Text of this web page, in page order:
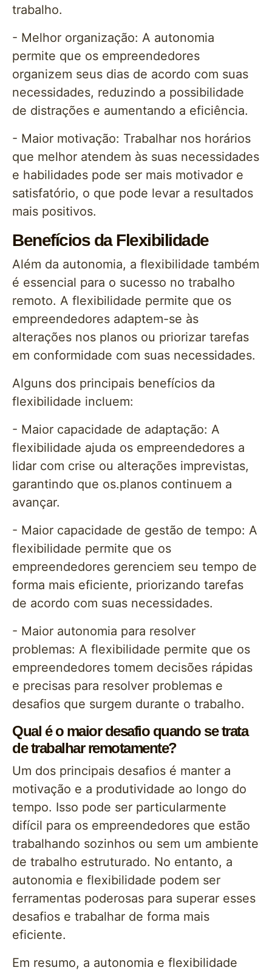
trabalho.
- Melhor organização: A autonomia
permite que os empreendedores
organizem seus dias de acordo com suas
necessidades, reduzindo a possibilidade
de distrações e aumentando a eficiência.
- Maior motivação: Trabalhar nos horários
que melhor atendem às suas necessidades
e habilidades pode ser mais motivador e
satisfatório, o que pode levar a resultados
mais positivos.
Benefícios da Flexibilidade
Além da autonomia, a flexibilidade também
é essencial para o sucesso no trabalho
remoto. A flexibilidade permite que os
empreendedores adaptem-se às
alterações nos planos ou priorizar tarefas
em conformidade com suas necessidades.
Alguns dos principais benefícios da
flexibilidade incluem:
- Maior capacidade de adaptação: A
flexibilidade ajuda os empreendedores a
lidar com crise ou alterações imprevistas,
garantindo que os.planos continuem a
avançar.
- Maior capacidade de gestão de tempo: A
flexibilidade permite que os
empreendedores gerenciem seu tempo de
forma mais eficiente, priorizando tarefas
de acordo com suas necessidades.
- Maior autonomia para resolver
problemas: A flexibilidade permite que os
empreendedores tomem decisões rápidas
e precisas para resolver problemas e
desafios que surgem durante o trabalho.
Qual é o maior desafio quando se trata
de trabalhar remotamente?
Um dos principais desafios é manter a
motivação e a produtividade ao longo do
tempo. Isso pode ser particularmente
difícil para os empreendedores que estão
trabalhando sozinhos ou sem um ambiente
de trabalho estruturado. No entanto, a
autonomia e flexibilidade podem ser
ferramentas poderosas para superar esses
desafios e trabalhar de forma mais
eficiente.
Em resumo, a autonomia e flexibilidade